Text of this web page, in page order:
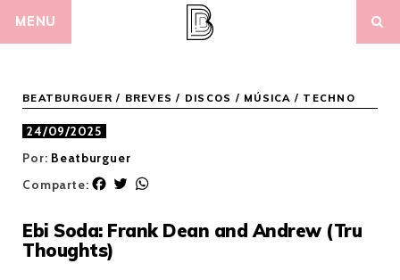
MENU
BEATBURGUER / BREVES / DISCOS / MÚSICA / TECHNO
24/09/2025
Por: Beatburguer
Comparte:
F
e
b
T
t
t
Ebi Soda: Frank Dean and Andrew (Tru
Thoughts)